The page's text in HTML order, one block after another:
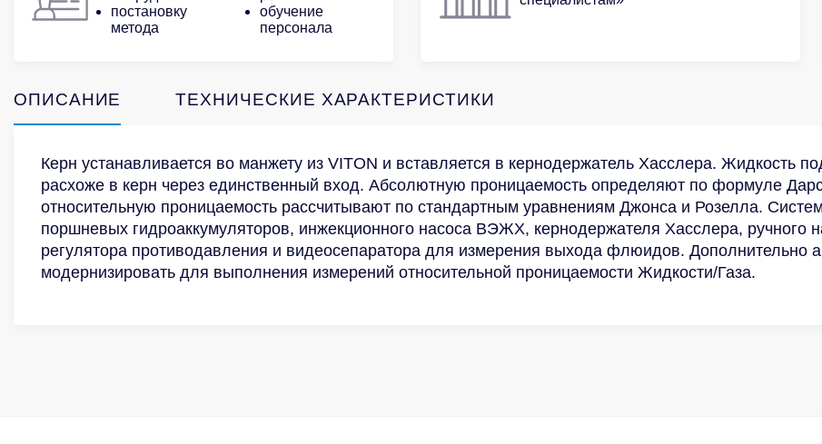
постановку
метода
обучение
персонала
ОПИСАНИЕ ТЕХНИЧЕСКИЕ ХАРАКТЕРИСТИКИ
Керн устанавливается во манжету из VITON и вставляется в кернодержатель Хасслера. Жидкость
расхоже в керн через единственный вход. Абсолютную проницаемость определяют по формуле
относительную проницаемость рассчитывают по стандартным уравнениям Джонса и Розелла.
поршневых гидроаккумуляторов, инжекционного насоса ВЭЖХ, кернодержателя Хасслера, ручного
регулятора противодавления и видеосепаратора для измерения выхода флюидов. Дополнительно
модернизировать для выполнения измерений относительной проницаемости Жидкости/Газа.